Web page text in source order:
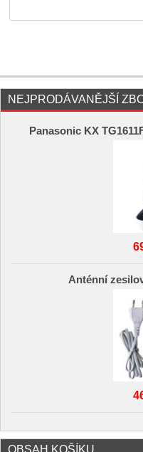
NEJPRODÁVANĚJŠÍ
Panasonic KX
Anténní
OBSAH KOŠÍKU